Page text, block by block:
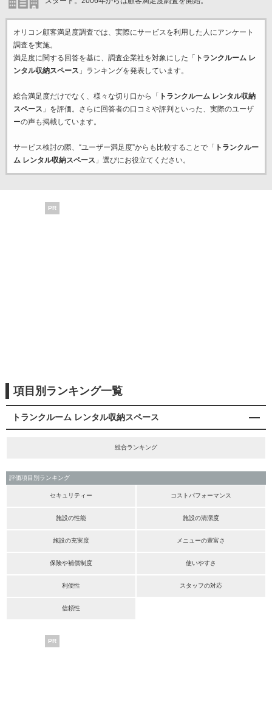
オリコン顧客満足度調査では、実際にサービスを利用した 人にアンケート
調査を実施。
満足度に関する回答を基に、調査企業社を対象にした「
トランクルーム レ
ンタル収納スペース 」ランキングを発表しています。
総合満足度だけでなく、様々な切り口から「
トランクルーム レンタル収納
スペース 」を評価。さらに回答者の口コミや評判といった、実際のユーザ
ーの声も掲載しています。
サービス検討の際、“ユーザー満足度”からも比較することで「
トランクルー
ム レンタル収納スペース 」選びにお役立てください。
PR
項目別ランキング一覧
トランクルーム レンタル収納スペース
総合ランキング
評価項目別ランキング
セキュリティー コストパフォーマンス
施設の性能 施設の清潔度
施設の充実度 メニューの豊富さ
保険や補償制度 使いやすさ
利便性 スタッフの対応
信頼性
PR